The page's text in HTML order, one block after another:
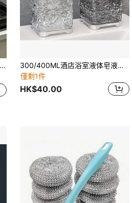
300/400ML酒店浴室液体皂液器、沐浴露、洗发水可补充装瓶
僅剩1件
HK$40.00